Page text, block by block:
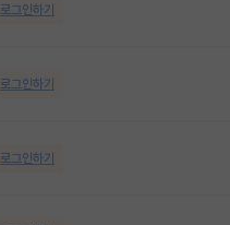
로그인하기
로그인하기
로그인하기